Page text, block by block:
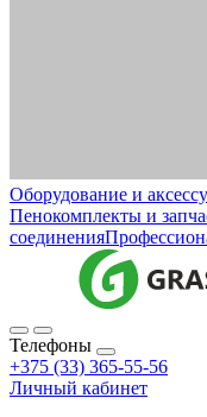
Оборудование и
Пенокомплекты и
соединения
Телефоны
+375 (33) 365-55-56
Личный кабинет